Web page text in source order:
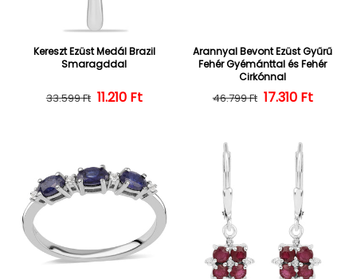
Kereszt Ezüst Medál Brazil
Smaragddal
Normál ár
33.599 Ft Kedvezményes ár
11.210 Ft
Arannyal Bevont Ezüst Gyűrű
Fehér Gyémánttal és Fehér
Cirkónnal
Normál ár
46.799 Ft 17.310 Ft